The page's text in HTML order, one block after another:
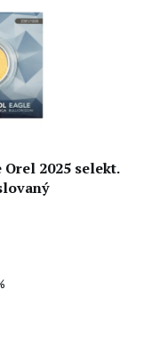
2025 selekt.